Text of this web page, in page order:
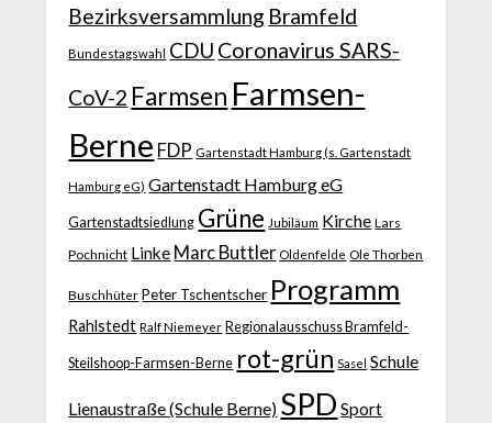
Bezirksversammlung Bramfeld
Bundestagswahl CDU Coronavirus SARS-
CoV-2 Farmsen Farmsen-
Berne FDP Gartenstadt Hamburg (s. Gartenstadt
Hamburg eG) Gartenstadt Hamburg eG
Gartenstadtsiedlung Grüne Jubiläum Kirche Lars
Pochnicht Linke Marc Buttler Oldenfelde Ole Thorben
Buschhüter Peter Tschentscher Programm
Rahlstedt Ralf Niemeyer Regionalausschuss Bramfeld-
Steilshoop-Farmsen-Berne rot-grün Sasel Schule
Lienaustraße (Schule Berne) SPD Sport